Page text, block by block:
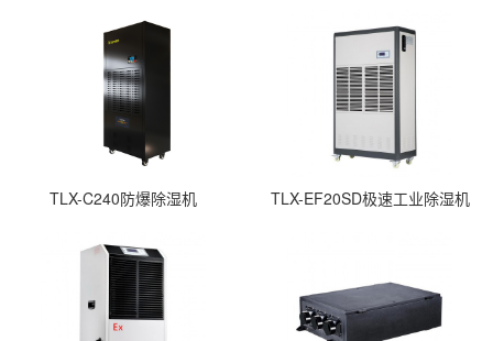
TLX-C240防爆除湿机 TLX-EF20SD极速工业除湿机